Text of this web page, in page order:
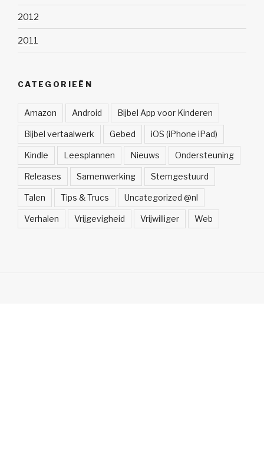
2012
2011
CATEGORIEËN
Amazon Android Bijbel App voor Kinderen
Bijbel vertaalwerk Gebed iOS (iPhone iPad)
Kindle Leesplannen Nieuws Ondersteuning
Releases Samenwerking Stemgestuurd
Talen Tips & Trucs Uncategorized @nl
Verhalen Vrijgevigheid Vrijwilliger Web